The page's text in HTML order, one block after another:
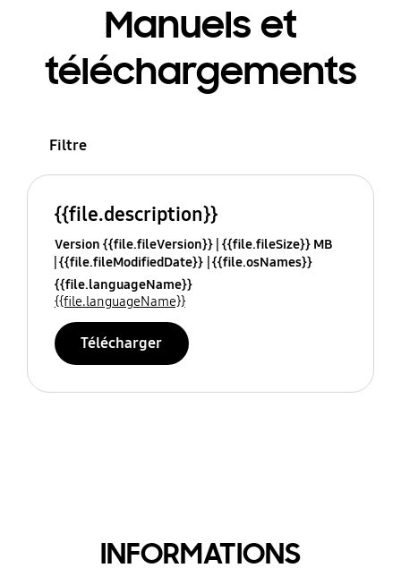
Manuels et
téléchargements
Filtre
{{file.description}}
Version {{file.fileVersion}} {{file.fileSize}} MB
{{file.fileModifiedDate}} {{file.osNames}}
{{file.languageName}}
{{file.languageName}}
Télécharger
INFORMATIONS